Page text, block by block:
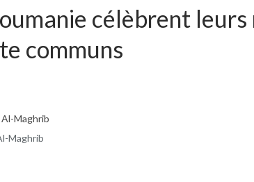
célèbrent
communs
Maghrib